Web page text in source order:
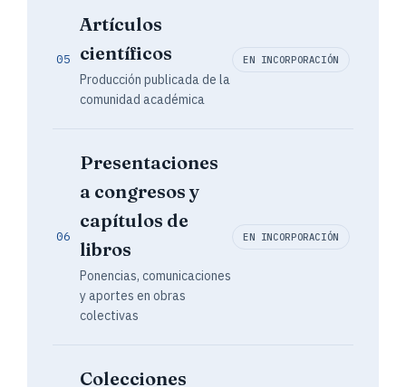
05
Artículos
científicos
Producción publicada de la
comunidad académica
EN INCORPORACIÓN
06
Presentaciones
a congresos y
capítulos de
libros
Ponencias, comunicaciones
y aportes en obras
colectivas
EN INCORPORACIÓN
Colecciones